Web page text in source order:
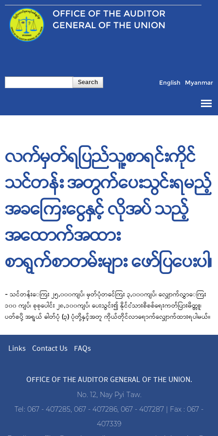
Skip to
main
content
OFFICE OF THE AUDITOR
GENERAL OF THE UNION
Search form English Myanmar
လက်မှတ်ရပြည်သူ့စာရင်းကိုင်
သင်တန်း အတွက်ပေးသွင်းရမည့်
အခကြေးငွေနှင့် လိုအပ် သည့်
အထောက်အထား
စာရွက်စာတမ်းများ ဖော်ပြပေးပါ၊
- သင်တန်းေကြ း ၂၅,၀၀၀ကျပ်၊ မှတ်ပုံတင်ေကြ ၃,၀၀၀ကျပ်၊ လျှောက်လွှာေကြ
၁၀၀ ကျပ်၊ စုစုပေါင်း ၂၈,၁၀၀ကျပ်၊ ပေးသွင်း၍ နိုင်ငသားစိစစ်ရေးကတ်ပြားမိတ္တူ၊
ပတ်စပို အရွယ် ဓါတ်ပုံ (၃) ပုံတို့နှင့်အတူ ကိုယ်တိုင်လာရောက်လျှောက်ထားရပါမယ်။
Links Contact Us FAQs
OFFICE OF THE AUDITOR GENERAL OF THE UNION.
No. 12, Nay Pyi Taw.
Tel: 067 - 407285, 067 - 407286, 067 - 407287 | Fax : 067 -
407339